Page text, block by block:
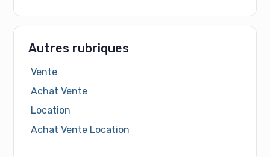
Autres rubriques
Vente
Achat Vente
Location
Achat Vente Location